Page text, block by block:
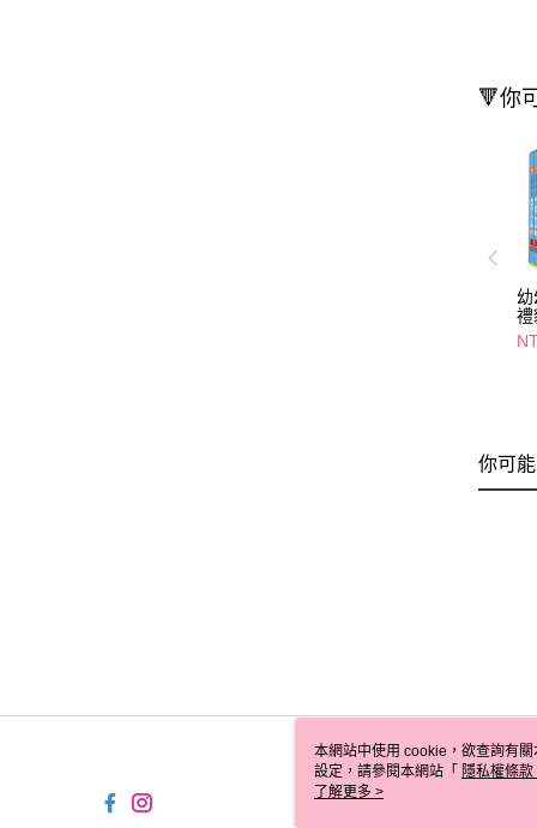
🔻你
幼
禮
你可
本網站中使用 cookie，欲查詢有
設定，請參閱本網站「 隱私權條款
使用 cookie。
了解更多 >